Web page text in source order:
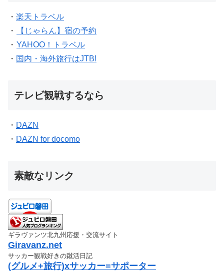
・ 楽天トラベル
・
【じゃらん】宿の予約
・ YAHOO！トラベル
・ 国内・海外旅行はJTB!
テレビ観戦するなら
・ DAZN
・ DAZN for docomo
素敵なリンク
ギラヴァンツ北九州応援・交流サイト
Giravanz.net
サッカー観戦好きの蹴活日記
(グルメ+旅行)xサッカー=サポーター